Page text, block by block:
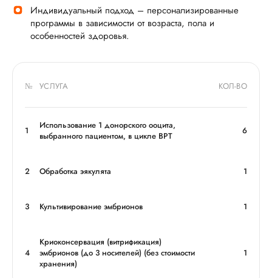
Индивидуальный подход – персонализированные
программы в зависимости от возраста, пола и
особенностей здоровья.
№ УСЛУГА КОЛ-ВО
1
Использование 1 донорского ооцита,
выбранного пациентом, в цикле ВРТ
6
2 Обработка эякулята 1
3 Культивирование эмбрионов 1
4
Криоконсервация (витрификация)
эмбрионов (до 3 носителей) (без стоимости
хранения)
1